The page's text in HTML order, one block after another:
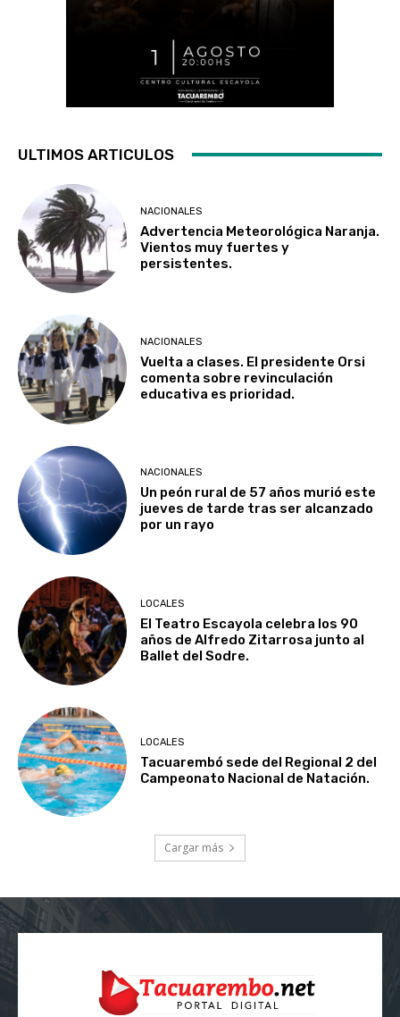
ULTIMOS ARTICULOS
NACIONALES
Advertencia Meteorológica Naranja.
Vientos muy fuertes y
persistentes.
NACIONALES
Vuelta a clases. El presidente Orsi
comenta sobre revinculación
educativa es prioridad.
NACIONALES
Un peón rural de 57 años murió este
jueves de tarde tras ser alcanzado
por un rayo
LOCALES
El Teatro Escayola celebra los 90
años de Alfredo Zitarrosa junto al
Ballet del Sodre.
LOCALES
Tacuarembó sede del Regional 2 del
Campeonato Nacional de Natación.
Cargar más